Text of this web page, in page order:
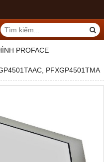
PROFACE
PFXGP4501TMA